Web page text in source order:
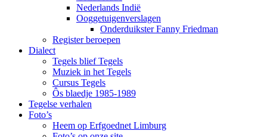
Nederlands Indië
Ooggetuigenverslagen
Onderduikster Fanny Friedman
Register beroepen
Dialect
Tegels blief Tegels
Muziek in het Tegels
Cursus Tegels
Ôs blaedje 1985-1989
Tegelse verhalen
Foto’s
Heem op Erfgoednet Limburg